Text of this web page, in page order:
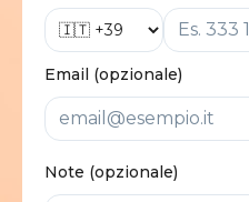
Email (opzionale)
Note (opzionale)